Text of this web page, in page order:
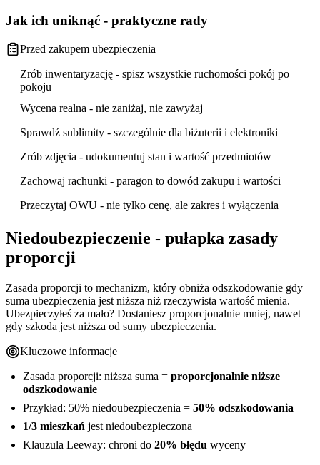
Jak ich uniknąć - praktyczne rady
Przed zakupem ubezpieczenia
Zrób inwentaryzację - spisz wszystkie ruchomości pokój po
pokoju
Wycena realna - nie zaniżaj, nie zawyżaj
Sprawdź sublimity - szczególnie dla biżuterii i elektroniki
Zrób zdjęcia - udokumentuj stan i wartość przedmiotów
Zachowaj rachunki - paragon to dowód zakupu i wartości
Przeczytaj OWU - nie tylko cenę, ale zakres i wyłączenia
Niedoubezpieczenie - pułapka zasady
proporcji
Zasada proporcji to mechanizm, który obniża odszkodowanie gdy
suma ubezpieczenia jest niższa niż rzeczywista wartość mienia.
Ubezpieczyłeś za mało? Dostaniesz proporcjonalnie mniej, nawet
gdy szkoda jest niższa od sumy ubezpieczenia.
Kluczowe informacje
Zasada proporcji: niższa suma = proporcjonalnie niższe
odszkodowanie
Przykład: 50% niedoubezpieczenia = 50% odszkodowania
1/3 mieszkań jest niedoubezpieczona
Klauzula Leeway: chroni do 20% błędu wyceny